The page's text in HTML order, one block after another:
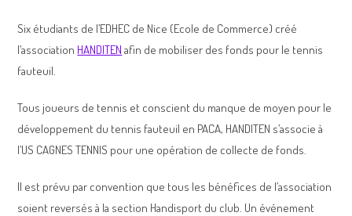
Six étudiants de l’EDHEC de Nice (Ecole de Commerce) créé
l’association HANDITEN afin de mobiliser des fonds pour le tennis
fauteuil.
Tous joueurs de tennis et conscient du manque de moyen pour le
développement du tennis fauteuil en PACA, HANDITEN s’associe à
l’US CAGNES TENNIS pour une opération de collecte de fonds.
Il est prévu par convention que tous les bénéfices de l’association
soient reversés à la section Handisport du club. Un événement